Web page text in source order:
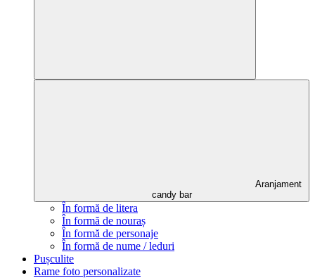
Aranjament
candy bar
În formă de litera
În formă de nouraș
În formă de personaje
În formă de nume / leduri
Pușculite
Rame foto personalizate